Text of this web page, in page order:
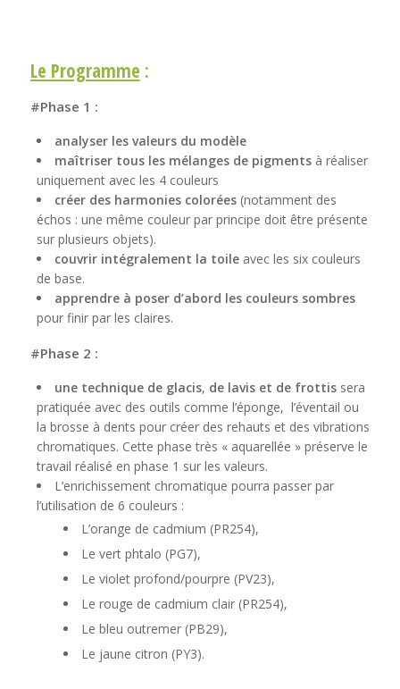
Le Programme :
#Phase 1 :
analyser les valeurs du modèle
maîtriser tous les mélanges de pigmentsà réaliser
uniquement avec les 4 couleurs
créer des harmonies colorées(notamment des
échos : une même couleur par principe doit être présente
sur plusieurs objets).
couvrir intégralement la toile avec les six couleurs
de base.
apprendre à poser d’abord les couleurs sombres
pour finir par les claires.
#Phase 2 :
une technique de glacis, de lavis et de frottissera
pratiquée avec des outils comme l’éponge, l’éventail ou
la brosse à dents pour créer des rehauts et des vibrations
chromatiques. Cette phase très « aquarellée » préserve le
travail réalisé en phase 1 sur les valeurs.
L’enrichissement chromatique pourra passer par
l’utilisation de 6 couleurs :
L’orange de cadmium (PR254),
Le vert phtalo (PG7),
Le violet profond/pourpre (PV23),
Le rouge de cadmium clair (PR254),
Le bleu outremer (PB29),
Le jaune citron (PY3).